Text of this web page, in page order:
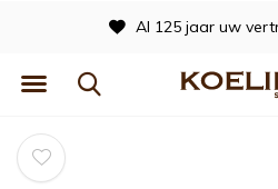
Al 125 jaar uw